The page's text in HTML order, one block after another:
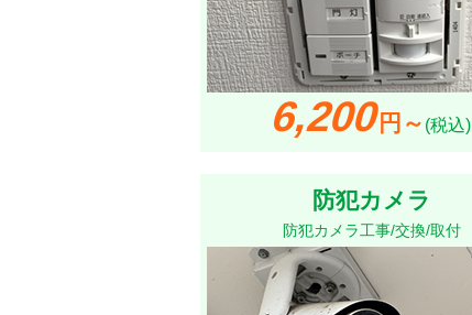
6,200円～ (税込)
防犯カメラ
防犯カメラ工事/交換/取付